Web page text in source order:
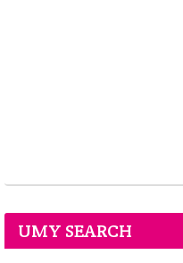
UMY SEARCH